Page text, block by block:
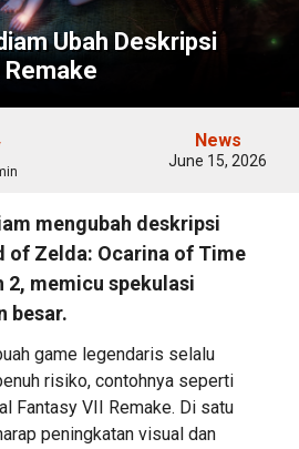
Ubah Deskripsi
News
June 15, 2026
mengubah deskripsi
of Zelda: Ocarina of Time
2, memicu spekulasi
besar.
game legendaris selalu
risiko, contohnya seperti
Fantasy VII Remake. Di satu
peningkatan visual dan